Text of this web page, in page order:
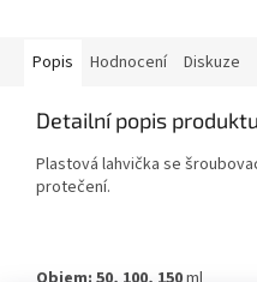
Popis Hodnocení Diskuze
Detailní popis produktu
Plastová lahvička se
protečení.